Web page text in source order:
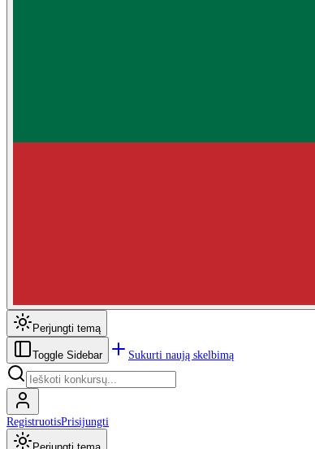
Perjungti temą
Toggle Sidebar Sukurti naują skelbimą
RegistruotisPrisijungti